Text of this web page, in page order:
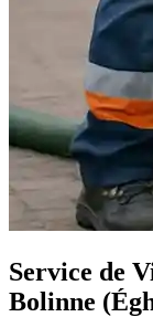
Service de
Bolinne